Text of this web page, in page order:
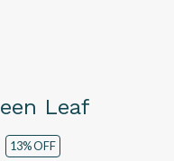
Leaf
13% OFF